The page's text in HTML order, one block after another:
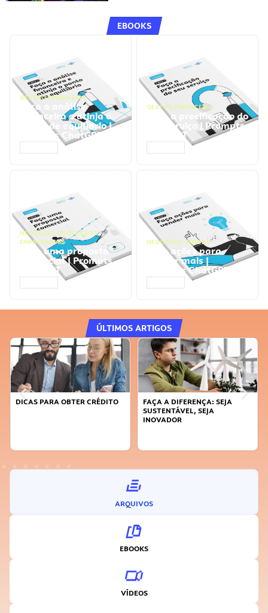
EBOOKS
GESTÃO FINANCEIRA
Faça a análise
financeira e atinja o
ponto de equilíbrio |
Prompts ChatGPT
GESTÃO FINANCEIRA
Faça a precificação do
seu serviço | Prompts
ChatGPT
NEGÓCIOS, PROCESSOS
EMPRESARIAIS
Faça uma proposta
comercial | Prompts
ChatGPT
NEGÓCIOS, VENDAS
Faça ações para
vender mais |
Prompts ChatGPT
ÚLTIMOS ARTIGOS
DICAS PARA OBTER CRÉDITO
FAÇA A DIFERENÇA: SEJA
SUSTENTÁVEL, SEJA
INOVADOR
ARQUIVOS
EBOOKS
VÍDEOS